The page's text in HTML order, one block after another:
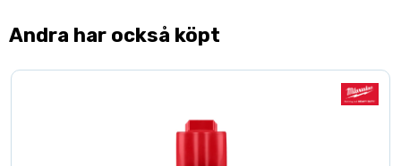
Andra har också köpt